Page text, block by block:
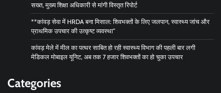
सख्त, मुख्य शिक्षा अधिकारी से मांगी विस्तृत रिपोर्ट
**कांवड़ सेवा में HRDA बना मिसाल: शिवभक्तों के लिए जलपान, स्वास्थ्य जांच और
प्राथमिक उपचार की उत्कृष्ट व्यवस्था”
कांवड़ मेले में मील का पत्थर साबित हो रही स्वास्थ्य विभाग की पहली बार लगी
मेडिकल मोबाइल यूनिट, अब तक 7 हजार शिवभक्तों का हो चुका उपचार
Categories